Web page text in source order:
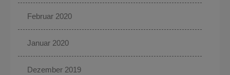
Februar 2020
Januar 2020
Dezember 2019